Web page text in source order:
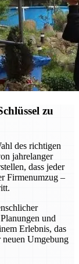
zu
des richtigen
jahrelanger
dass jeder
Firmenumzug –
und
Erlebnis, das
neuen Umgebung